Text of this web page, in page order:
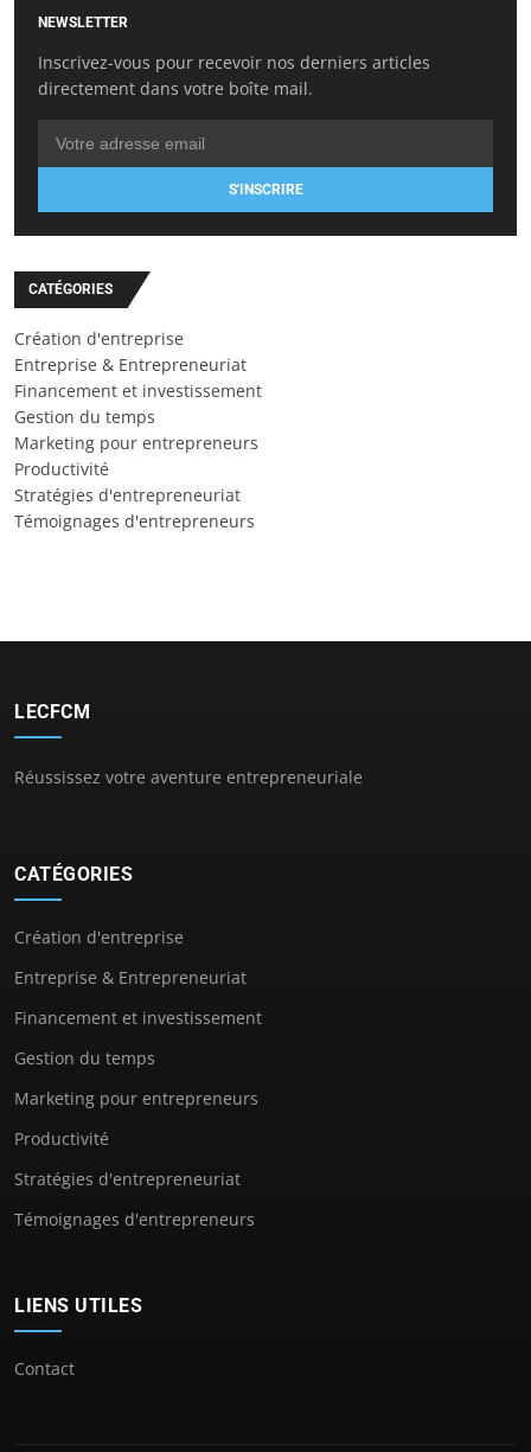
NEWSLETTER
Inscrivez-vous pour recevoir nos derniers articles
directement dans votre boîte mail.
S'INSCRIRE
CATÉGORIES
Création d'entreprise
Entreprise & Entrepreneuriat
Financement et investissement
Gestion du temps
Marketing pour entrepreneurs
Productivité
Stratégies d'entrepreneuriat
Témoignages d'entrepreneurs
LECFCM
Réussissez votre aventure entrepreneuriale
CATÉGORIES
Création d'entreprise
Entreprise & Entrepreneuriat
Financement et investissement
Gestion du temps
Marketing pour entrepreneurs
Productivité
Stratégies d'entrepreneuriat
Témoignages d'entrepreneurs
LIENS UTILES
Contact